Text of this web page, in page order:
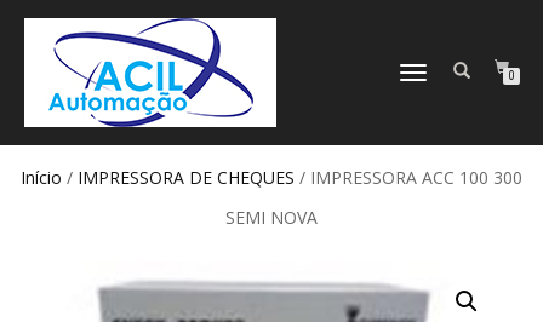
ALTERNAR
0
Início / IMPRESSORA DE CHEQUES / IMPRESSORA ACC 100 300
SEMI NOVA